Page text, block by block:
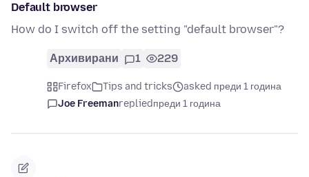
Default browser
How do I switch off the setting "default browser"?
Архивирани 1 229
Firefox Tips and tricks
asked преди 1 година
Joe Freemanrepliedпреди 1 година